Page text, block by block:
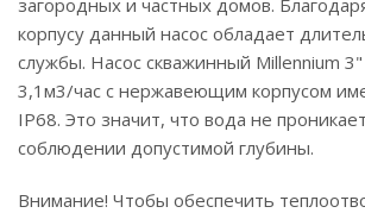
загородных и частных домов.
корпусу данный насос обладает
службы. Насос скважинный Millennium
3,1м3/час с нержавеющим корпусом
IP68. Это значит, что вода не
соблюдении допустимой глубины.
Внимание! Чтобы обеспечить